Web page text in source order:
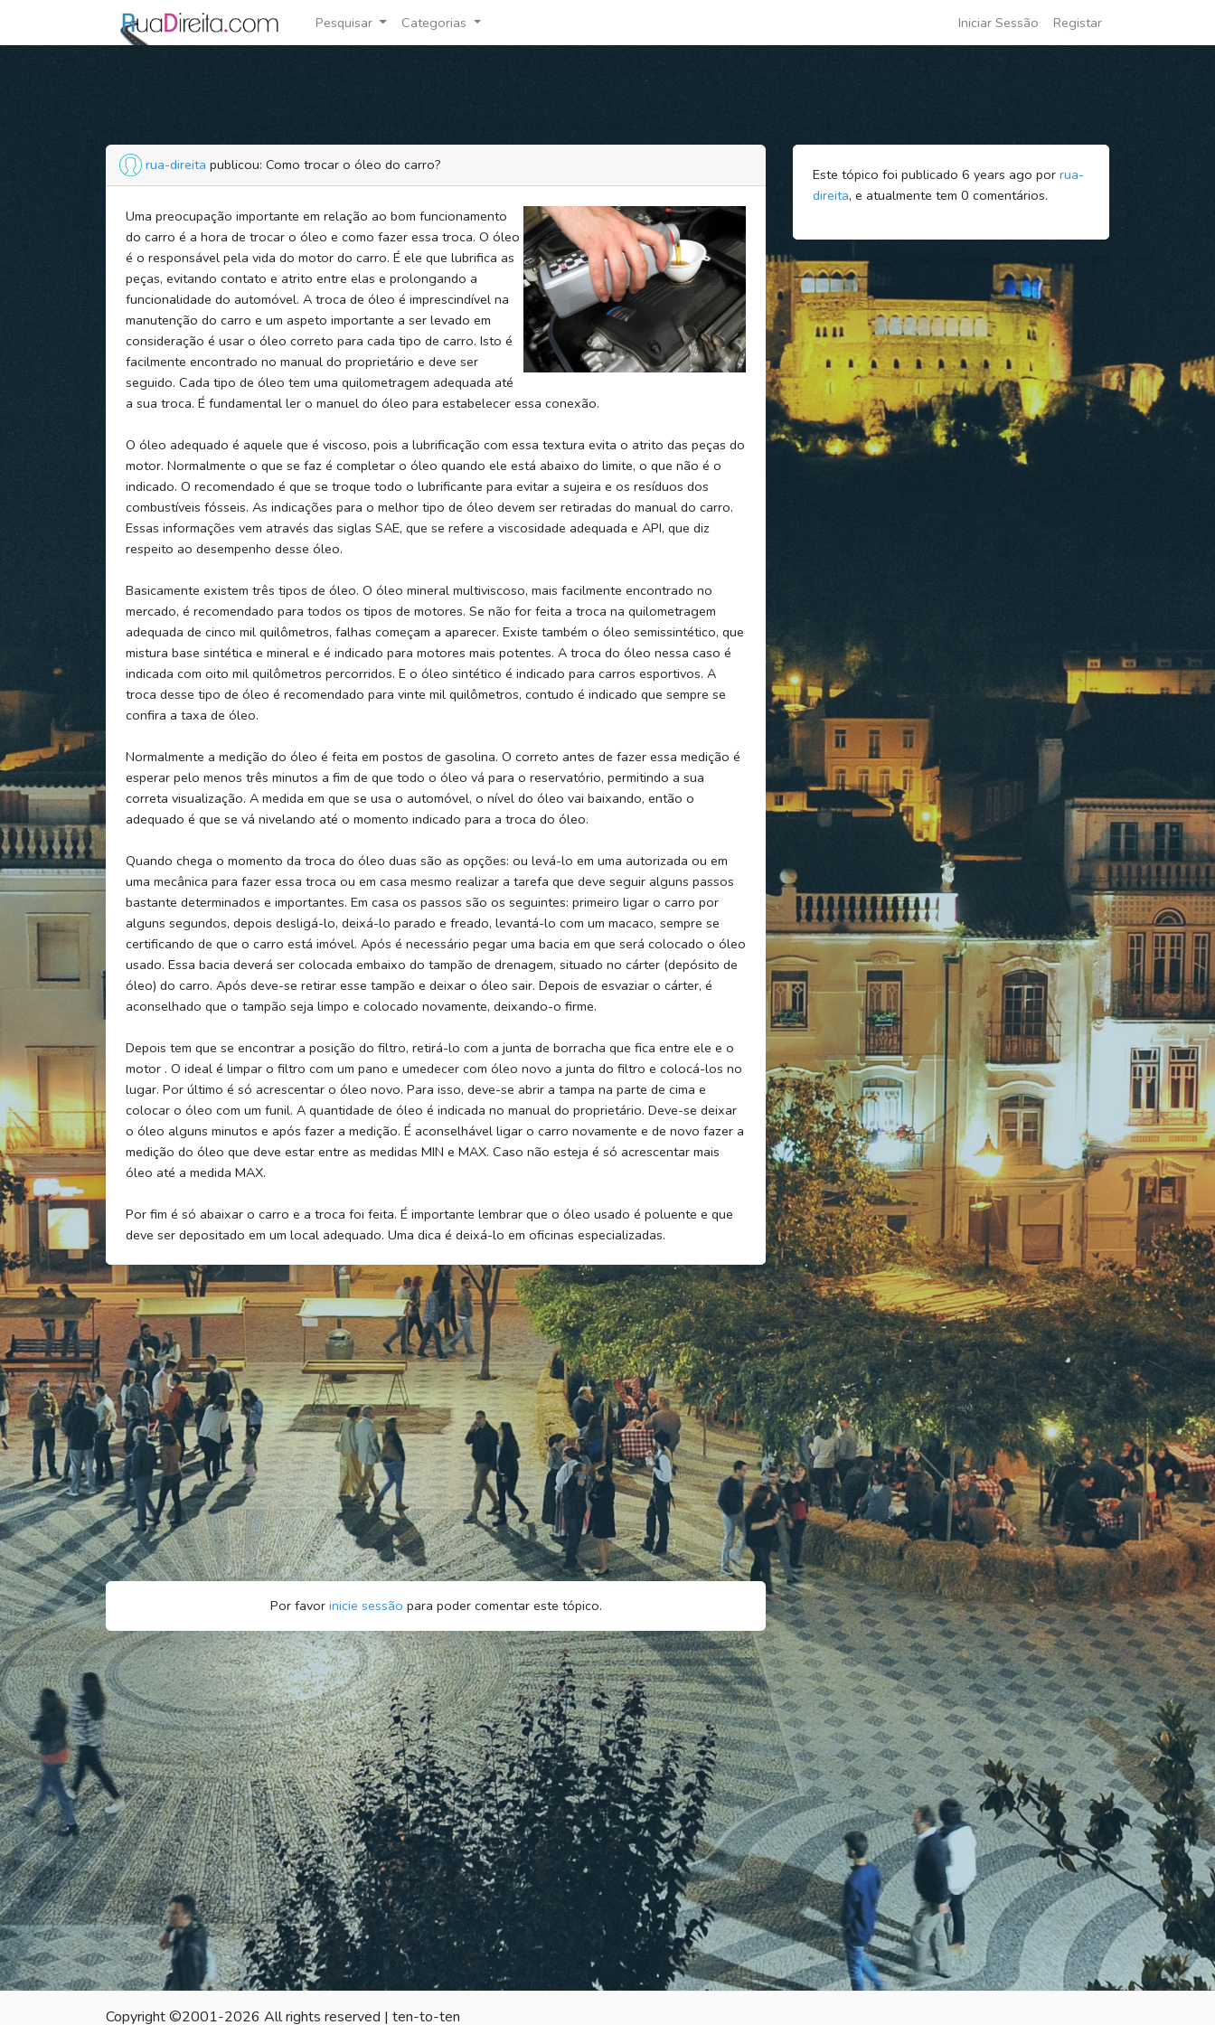
Pesquisar Categorias Iniciar Sessão Registar
rua-direita publicou: Como trocar o óleo do carro?
Uma preocupação importante em relação ao bom funcionamento
do carro é a hora de trocar o óleo e como fazer essa troca. O óleo
é o responsável pela vida do motor do carro. É ele que lubrifica as
peças, evitando contato e atrito entre elas e prolongando a
funcionalidade do automóvel. A troca de óleo é imprescindível na
manutenção do carro e um aspeto importante a ser levado em
consideração é usar o óleo correto para cada tipo de carro. Isto é
facilmente encontrado no manual do proprietário e deve ser
seguido. Cada tipo de óleo tem uma quilometragem adequada até
a sua troca. É fundamental ler o manuel do óleo para estabelecer essa conexão.
O óleo adequado é aquele que é viscoso, pois a lubrificação com essa textura evita o atrito das peças do
motor. Normalmente o que se faz é completar o óleo quando ele está abaixo do limite, o que não é o
indicado. O recomendado é que se troque todo o lubrificante para evitar a sujeira e os resíduos dos
combustíveis fósseis. As indicações para o melhor tipo de óleo devem ser retiradas do manual do carro.
Essas informações vem através das siglas SAE, que se refere a viscosidade adequada e API, que diz
respeito ao desempenho desse óleo.
Basicamente existem três tipos de óleo. O óleo mineral multiviscoso, mais facilmente encontrado no
mercado, é recomendado para todos os tipos de motores. Se não for feita a troca na quilometragem
adequada de cinco mil quilômetros, falhas começam a aparecer. Existe também o óleo semissintético, que
mistura base sintética e mineral e é indicado para motores mais potentes. A troca do óleo nessa caso é
indicada com oito mil quilômetros percorridos. E o óleo sintético é indicado para carros esportivos. A
troca desse tipo de óleo é recomendado para vinte mil quilômetros, contudo é indicado que sempre se
confira a taxa de óleo.
Normalmente a medição do óleo é feita em postos de gasolina. O correto antes de fazer essa medição é
esperar pelo menos três minutos a fim de que todo o óleo vá para o reservatório, permitindo a sua
correta visualização. A medida em que se usa o automóvel, o nível do óleo vai baixando, então o
adequado é que se vá nivelando até o momento indicado para a troca do óleo.
Quando chega o momento da troca do óleo duas são as opções: ou levá-lo em uma autorizada ou em
uma mecânica para fazer essa troca ou em casa mesmo realizar a tarefa que deve seguir alguns passos
bastante determinados e importantes. Em casa os passos são os seguintes: primeiro ligar o carro por
alguns segundos, depois desligá-lo, deixá-lo parado e freado, levantá-lo com um macaco, sempre se
certificando de que o carro está imóvel. Após é necessário pegar uma bacia em que será colocado o óleo
usado. Essa bacia deverá ser colocada embaixo do tampão de drenagem, situado no cárter (depósito de
óleo) do carro. Após deve-se retirar esse tampão e deixar o óleo sair. Depois de esvaziar o cárter, é
aconselhado que o tampão seja limpo e colocado novamente, deixando-o firme.
Depois tem que se encontrar a posição do filtro, retirá-lo com a junta de borracha que fica entre ele e o
motor . O ideal é limpar o filtro com um pano e umedecer com óleo novo a junta do filtro e colocá-los no
lugar. Por último é só acrescentar o óleo novo. Para isso, deve-se abrir a tampa na parte de cima e
colocar o óleo com um funil. A quantidade de óleo é indicada no manual do proprietário. Deve-se deixar
o óleo alguns minutos e após fazer a medição. É aconselhável ligar o carro novamente e de novo fazer a
medição do óleo que deve estar entre as medidas MIN e MAX. Caso não esteja é só acrescentar mais
óleo até a medida MAX.
Por fim é só abaixar o carro e a troca foi feita. É importante lembrar que o óleo usado é poluente e que
deve ser depositado em um local adequado. Uma dica é deixá-lo em oficinas especializadas.
Por favor inicie sessão para poder comentar este tópico.
Este tópico foi publicado 6 years ago por rua-
direita, e atualmente tem 0 comentários.
Copyright ©2001-2026 All rights reserved | ten-to-ten